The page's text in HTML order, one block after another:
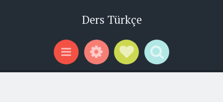
Ders Türkçe
Menu WidgetsSocial Links
Search